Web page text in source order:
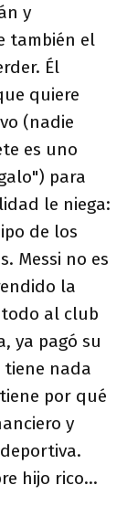
y
también el
Él
quiere
(nadie
es uno
para
le niega:
de los
Messi no es
la
al club
ya pagó su
tiene nada
por qué
y
hijo rico...